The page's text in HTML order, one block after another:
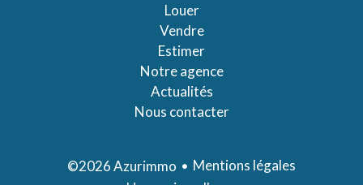
Louer
Vendre
Estimer
Notre agence
Actualités
Nous contacter
©2026 Azurimmo
Mentions légales